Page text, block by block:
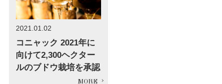
2021.01.02
コニャック 2021年に
向けて2,300ヘクター
ルのブドウ栽培を承認